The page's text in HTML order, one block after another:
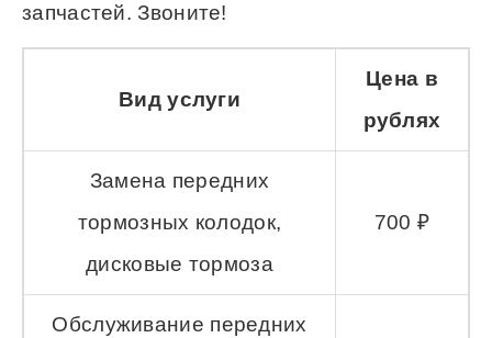
запчастей. Звоните!
Вид услуги
Цена в
рублях
Замена передних
тормозных колодок,
дисковые тормоза
700 ₽
Обслуживание передних